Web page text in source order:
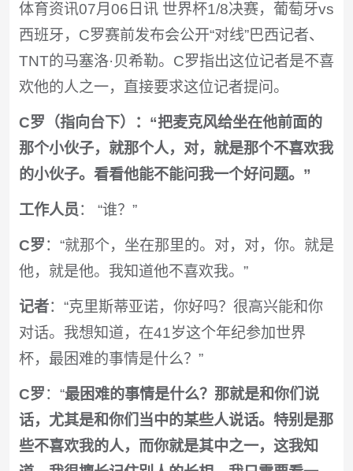
体育资讯07月06日讯 世界杯1/8决赛，葡萄牙vs
西班牙，C罗赛前发布会公开“对线”巴西记者、
TNT的马塞洛·贝希勒。C罗指出这位记者是不喜
欢他的人之一，直接要求这位记者提问。
C罗（指向台下）：“把麦克风给坐在他前面的
那个小伙子，就那个人，对，就是那个不喜欢我
的小伙子。看看他能不能问我一个好问题。”
工作人员 ： “谁？”
C罗：“就那个，坐在那里的。对，对，你。就是
他，就是他。我知道他不喜欢我。”
记者：“克里斯蒂亚诺，你好吗？很高兴能和你
对话。我想知道，在41岁这个年纪参加世界
杯，最困难的事情是什么？”
C罗：“最困难的事情是什么？那就是和你们说
话，尤其是和你们当中的某些人说话。特别是那
些不喜欢我的人，而你就是其中之一，这我知